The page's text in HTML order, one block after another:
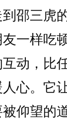
邵三虎
一样吃
动，比
心。它
仰望的